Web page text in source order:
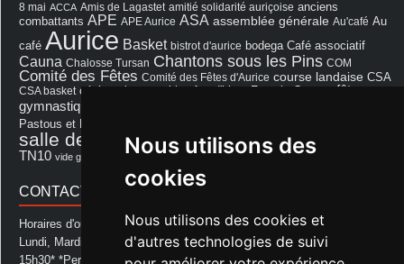
Nous utilisons des
cookies
Nous utilisons des cookies et
d'autres technologies de suivi
8 mai ACCA Amis de Lagastet amitié solidarité auriçoise anciens
combattants APE APE Aurice ASA assemblée générale Au'café Au
café Aurice Basket bistrot d'aurice bodega Café associatif
Cauna Chalosse Tursan Chantons sous les Pins COM
Comité des Fêtes Comité des Fêtes d'Aurice course landaise CSA
CSA basket cérémonie exposition Francis Cazaux
fêtes
gymnastique volontaire
Pastous et Pastourettes
salle des fêtes salle des fêtes d'aurice Souprosse
TN10 vide grenier Voeux école
CONTACT MAIRIE
Horaires d'ouverture de la Mairie:
Lundi, Mardi, Jeudi et Vendredi : de 08h00 à 11h30 et de 12h30 à
15h30* *Permanence téléphonique jusqu'à 17h00